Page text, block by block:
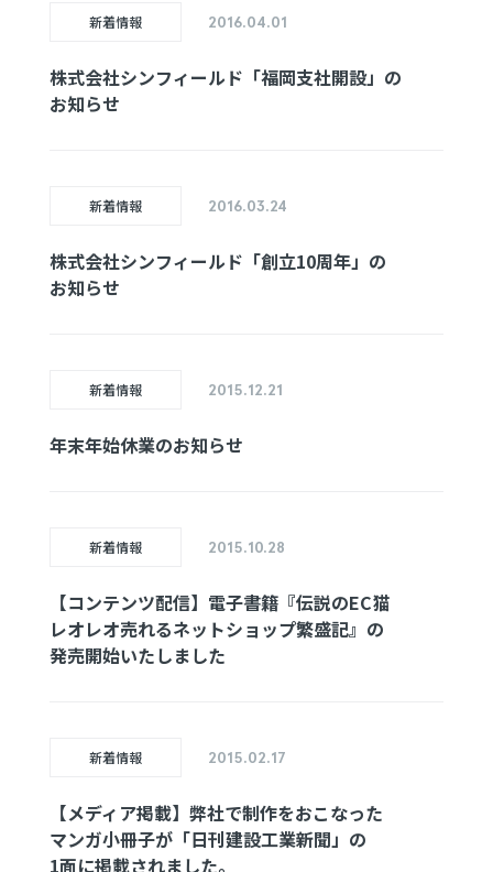
新着情報 2016.04.01
株式会社シンフィールド 「福岡支社開設」 の
お知らせ
新着情報 2016.03.24
株式会社シンフィールド 「創立10周年」 の
お知らせ
新着情報 2015.12.21
年末年始休業のお知らせ
新着情報 2015.10.28
【コンテンツ配信】 電子書籍『伝説のEC猫
レオレオ売れるネットショップ繁盛記』の
発売開始いたしました
新着情報 2015.02.17
【メディア掲載】 弊社で制作をおこなった
マンガ小冊子が「日刊建設工業新聞」の
1面に掲載されました。